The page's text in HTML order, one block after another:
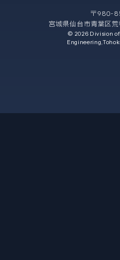
〒980-
宮城県仙台市青葉区
© 2026 Division